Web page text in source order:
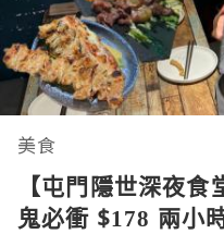
美食
【屯門隱世深夜
鬼必衝 $178 兩小